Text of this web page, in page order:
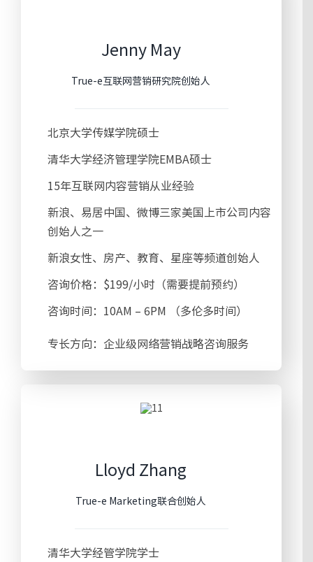
Jenny May
True-e互联网营销研究院创始人
北京大学传媒学院硕士
清华大学经济管理学院EMBA硕士
15年互联网内容营销从业经验
新浪、易居中国、微博三家美国上市公司内容
创始人之一
新浪女性、房产、教育、星座等频道创始人
咨询价格：$199/小时（需要提前预约）
咨询时间：10AM – 6PM （多伦多时间）
专长方向：企业级网络营销战略咨询服务
Lloyd Zhang
True-e Marketing联合创始人
清华大学经管学院学士